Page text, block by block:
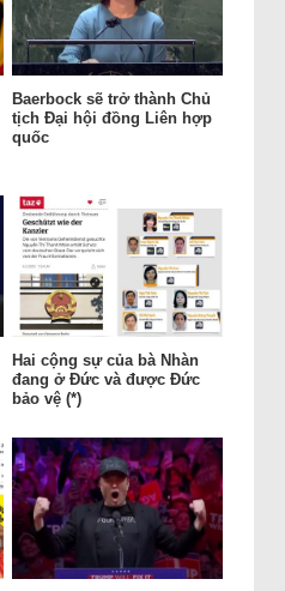
Baerbock sẽ trở thành Chủ
tịch Đại hội đồng Liên hợp
quốc
Hai cộng sự của bà Nhàn
đang ở Đức và được Đức
bảo vệ (*)